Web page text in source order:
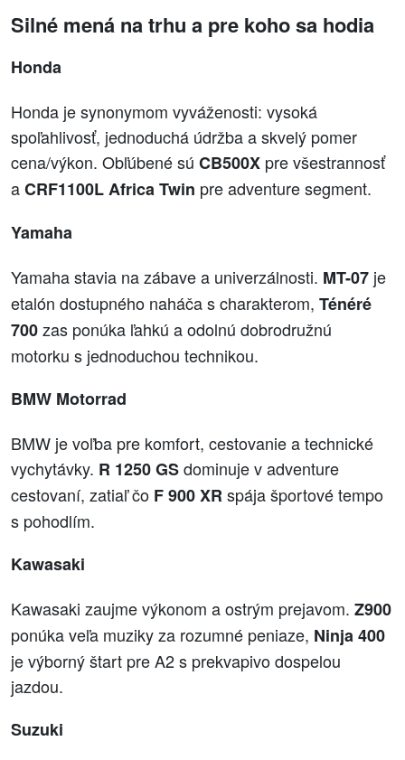
Silné mená na trhu a pre koho sa hodia
Honda
Honda je synonymom vyváženosti: vysoká
spoľahlivosť, jednoduchá údržba a skvelý pomer
cena/výkon. Obľúbené sú CB500X pre všestrannosť
aCRF1100L Africa Twin pre adventure segment.
Yamaha
Yamaha stavia na zábave a univerzálnosti. MT-07 je
etalón dostupného naháča s charakterom, Ténéré
700zas ponúka ľahkú a odolnú dobrodružnú
motorku s jednoduchou technikou.
BMW Motorrad
BMW je voľba pre komfort, cestovanie a technické
vychytávky. R 1250 GSdominuje v adventure
cestovaní, zatiaľ čo F 900 XRspája športové tempo
s pohodlím.
Kawasaki
Kawasaki zaujme výkonom a ostrým prejavom. Z900
ponúka veľa muziky za rozumné peniaze, Ninja 400
je výborný štart pre A2 s prekvapivo dospelou
jazdou.
Suzuki